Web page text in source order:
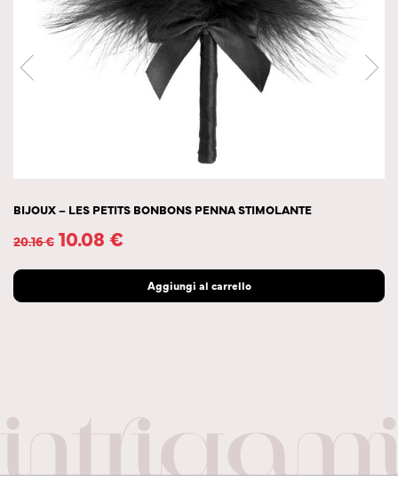
BIJOUX – LES PETITS BONBONS PENNA STIMOLANTE
20.16€ 10.08 €
Aggiungi al carrello